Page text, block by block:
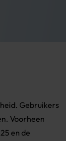
Gebruikers
Voorheen
en de